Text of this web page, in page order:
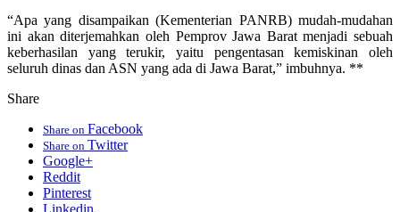
“Apa yang disampaikan (Kementerian PANRB) mudah-mudahan
ini akan diterjemahkan oleh Pemprov Jawa Barat menjadi sebuah
keberhasilan yang terukir, yaitu pengentasan kemiskinan oleh
seluruh dinas dan ASN yang ada di Jawa Barat,” imbuhnya. **
Share
Share on Facebook
Share on Twitter
Google+
Reddit
Pinterest
Linkedin